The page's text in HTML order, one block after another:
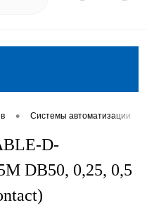
• Системы автоматизации
D-
DB50, 0,25, 0,5